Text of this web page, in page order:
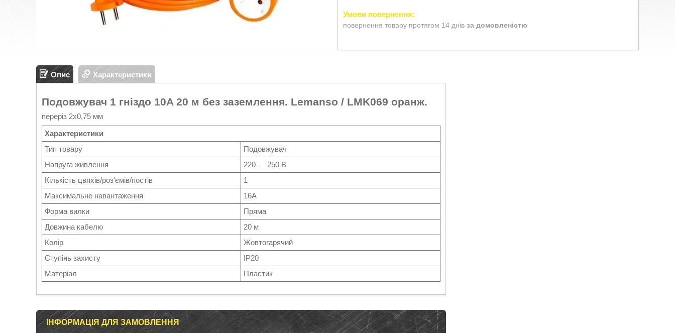
повернення товару протягом 14 днів за домовленістю
Опис Характеристики
Подовжувач 1 гніздо 10A 20 м без заземлення. Lemanso / LMK069 оранж.
переріз 2х0,75 мм
Характеристики
Тип товару
Подовжувач
Напруга живлення
220 — 250 В
Кількість цвяхів/роз'ємів/постів
1
Максимальне навантаження
16А
Форма вилки
Пряма
Довжина кабелю
20 м
Колір
Жовтогарячий
Ступінь захисту
IP20
Матеріал
Пластик
ІНФОРМАЦІЯ ДЛЯ ЗАМОВЛЕННЯ